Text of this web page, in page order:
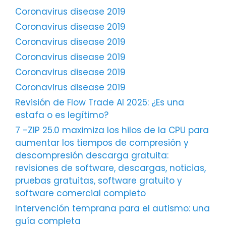
Coronavirus disease 2019
Coronavirus disease 2019
Coronavirus disease 2019
Coronavirus disease 2019
Coronavirus disease 2019
Coronavirus disease 2019
Revisión de Flow Trade AI 2025: ¿Es una
estafa o es legítimo?
7 -ZIP 25.0 maximiza los hilos de la CPU para
aumentar los tiempos de compresión y
descompresión descarga gratuita:
revisiones de software, descargas, noticias,
pruebas gratuitas, software gratuito y
software comercial completo
Intervención temprana para el autismo: una
guía completa